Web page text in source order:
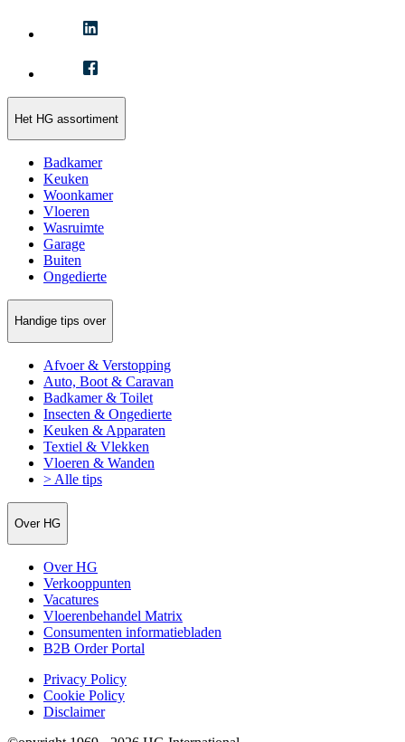
Het HG assortiment
Badkamer
Keuken
Woonkamer
Vloeren
Wasruimte
Garage
Buiten
Ongedierte
Handige tips over
Afvoer & Verstopping
Auto, Boot & Caravan
Badkamer & Toilet
Insecten & Ongedierte
Keuken & Apparaten
Textiel & Vlekken
Vloeren & Wanden
> Alle tips
Over HG
Over HG
Verkooppunten
Vacatures
Vloerenbehandel Matrix
Consumenten informatiebladen
B2B Order Portal
Privacy Policy
Cookie Policy
Disclaimer